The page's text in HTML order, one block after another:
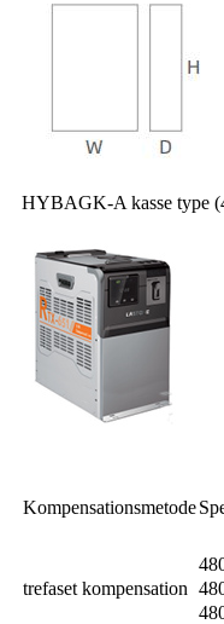
HYBAGK-A kasse type
Kompensationsmetode
trefaset kompensation